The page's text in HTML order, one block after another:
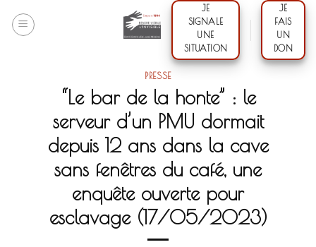
JE
SIGNALE
UNE
SITUATION
JE
FAIS
UN
DON
PRESSE
“Le bar de la honte” : le
serveur d’un PMU dormait
depuis 12 ans dans la cave
sans fenêtres du café, une
enquête ouverte pour
esclavage (17/05/2023)